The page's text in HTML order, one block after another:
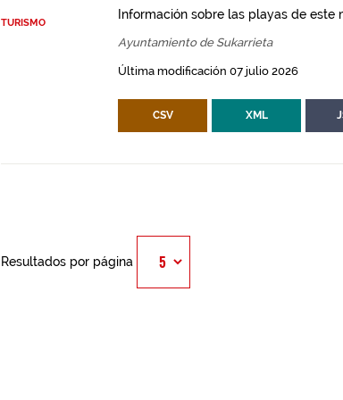
TURISMO
Información sobre las playas de este
Ayuntamiento de Sukarrieta
Última modificación 07 julio 2026
CSV XML
Resultados por página